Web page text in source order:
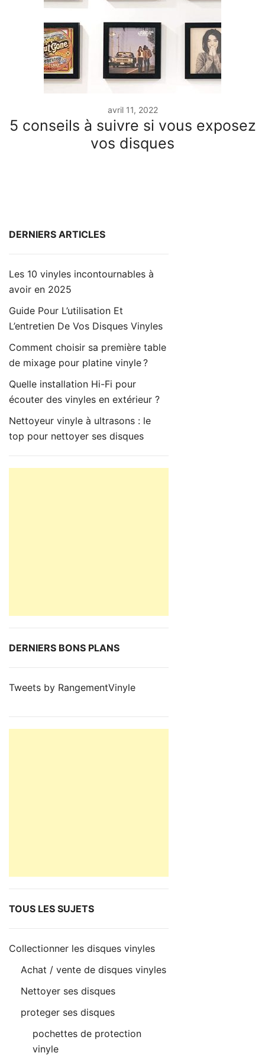
avril 11, 2022
5 conseils à suivre si vous exposez
vos disques
DERNIERS ARTICLES
Les 10 vinyles incontournables à
avoir en 2025
Guide Pour L’utilisation Et
L’entretien De Vos Disques Vinyles
Comment choisir sa première table
de mixage pour platine vinyle ?
Quelle installation Hi-Fi pour
écouter des vinyles en extérieur ?
Nettoyeur vinyle à ultrasons : le
top pour nettoyer ses disques
DERNIERS BONS PLANS
Tweets by RangementVinyle
TOUS LES SUJETS
Collectionner les disques vinyles
Achat / vente de disques vinyles
Nettoyer ses disques
proteger ses disques
pochettes de protection
vinyle